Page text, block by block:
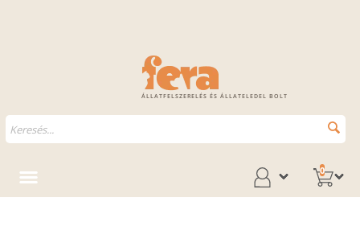
ÁLLATFELSZERELÉS ÉS ÁLLATELEDEL BOLT
0